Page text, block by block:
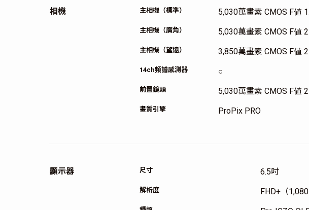
相機 主相機（標準） 5,030萬畫素 CMOS F値
主相機（廣角） 5,030萬畫素 CMOS F値
主相機（望遠） 3,850萬畫素 CMOS F値
14ch頻譜感測器 ○
前置鏡頭 5,030萬畫素 CMOS F値
畫質引擎 ProPix PRO
顯示器 尺寸 6.5吋
解析度 FHD+（